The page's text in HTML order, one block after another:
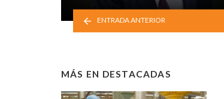
ENTRADA ANTERIOR
MÁS EN DESTACADAS